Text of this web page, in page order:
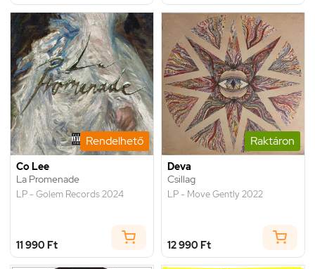
Rendelhető
Co Lee
La Promenade
LP - Golem Records 2024
11 990 Ft
Raktáron
Deva
Csillag
LP - Move Gently 2022
12 990 Ft